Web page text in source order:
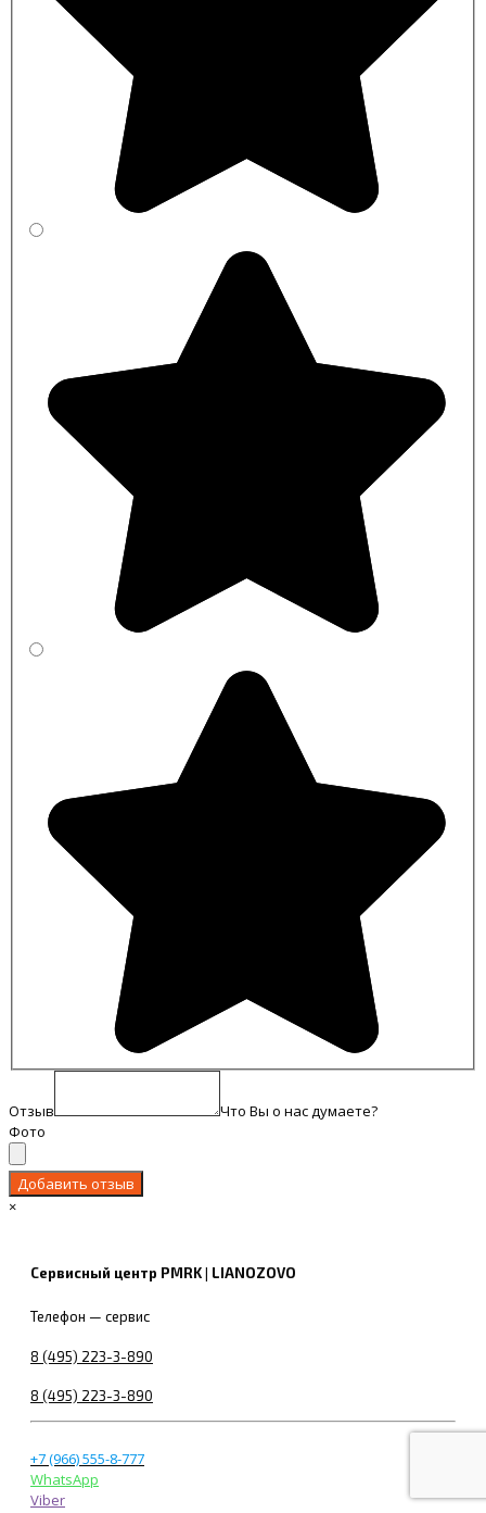
Отзыв
Что Вы о нас думаете?
Фото
×
Сервисный центр PMRK | LIANOZOVO
Телефон — сервис
8 (495) 223-3-890
8 (495) 223-3-890
+7 (966) 555-8-777
WhatsApp
Viber